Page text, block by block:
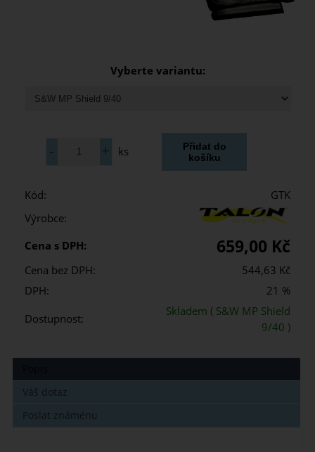
Vyberte variantu:
ks
Kód:
GTK
Výrobce:
Cena s DPH:
659,00 Kč
Cena bez DPH:
544,63 Kč
DPH:
21 %
Dostupnost:
Skladem ( S&W MP Shield
9/40 )
Váš dotaz
Poslat známénu